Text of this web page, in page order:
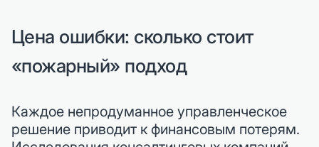
Цена ошибки: сколько стоит
«пожарный» подход
Каждое непродуманное управленческое
решение приводит к финансовым потерям.